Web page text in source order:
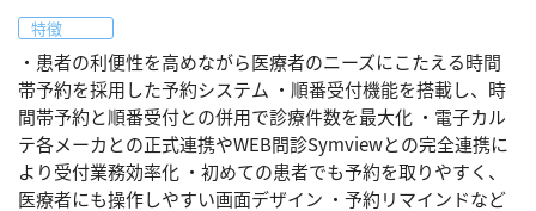
特徴
・患者の利便性を高めながら医療者のニーズにこたえる時間
帯予約を採用した予約システム ・順番受付機能を搭載し、時
間帯予約と順番受付との併用で診療件数を最大化 ・電子カル
テ各メーカとの正式連携やWEB問診Symviewとの完全連携に
より受付業務効率化 ・初めての患者でも予約を取りやすく、
医療者にも操作しやすい画面デザイン ・予約リマインドなど